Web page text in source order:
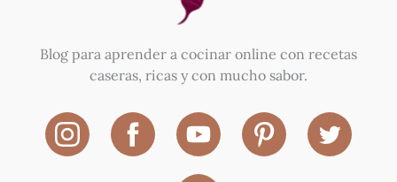
Blog para aprender a cocinar online con recetas
caseras, ricas y con mucho sabor.